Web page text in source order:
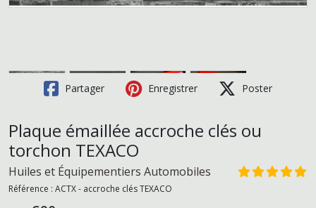
Partager Enregistrer Poster
Plaque émaillée accroche clés ou
torchon TEXACO
Huiles et Équipementiers Automobiles
Référence : ACTX - accroche clés TEXACO